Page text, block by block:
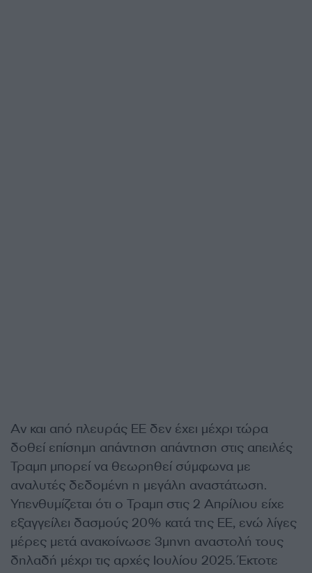
Αν και από πλευράς ΕΕ δεν έχει μέχρι τώρα
δοθεί επίσημη απάντηση απάντηση στις απειλές
Τραμπ μπορεί να θεωρηθεί σύμφωνα με
αναλυτές δεδομένη η μεγάλη αναστάτωση.
Υπενθυμίζεται ότι ο Τραμπ στις 2 Απρίλιου είχε
εξαγγείλει δασμούς 20% κατά της ΕΕ, ενώ λίγες
μέρες μετά ανακοίνωσε 3μηνη αναστολή τους
δηλαδή μέχρι τις αρχές Ιουλίου 2025. Έκτοτε